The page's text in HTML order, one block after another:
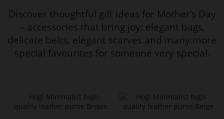
Discover thoughtful gift ideas for Mother’s Day
– accessories that bring joy: elegant bags,
delicate belts, elegant scarves and many more
special favourites for someone very special.